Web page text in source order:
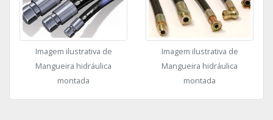
Imagem ilustrativa de
Mangueira hidráulica
montada
Imagem ilustrativa de
Mangueira hidráulica
montada